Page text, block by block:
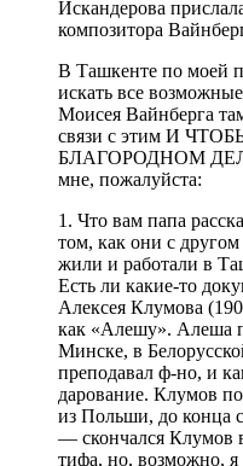
Искандерова
композитора
В Ташкенте по моей
искать все
Моисея Вайнберга
связи с этим И
БЛАГОРОДНОМ
мне, пожалуйста:
1. Что вам папа
том, как они с
жили и работали в
Есть ли какие-то
Алексея Клумова
как «Алешу». Алеша
Минске, в
преподавал ф-но, и
дарование. Клумов
из Польши, до конца
— скончался Клумов
тифа, но, возможно,